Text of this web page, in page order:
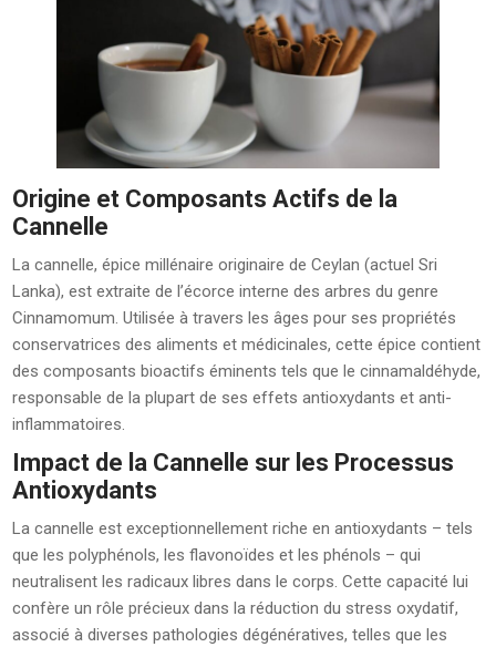
Origine et Composants Actifs de la
Cannelle
La cannelle, épice millénaire originaire de Ceylan (actuel Sri
Lanka), est extraite de l’écorce interne des arbres du genre
Cinnamomum. Utilisée à travers les âges pour ses propriétés
conservatrices des aliments et médicinales, cette épice contient
des composants bioactifs éminents tels que le cinnamaldéhyde,
responsable de la plupart de ses effets antioxydants et anti-
inflammatoires.
Impact de la Cannelle sur les Processus
Antioxydants
La cannelle est exceptionnellement riche en antioxydants – tels
que les polyphénols, les flavonoïdes et les phénols – qui
neutralisent les radicaux libres dans le corps. Cette capacité lui
confère un rôle précieux dans la réduction du stress oxydatif,
associé à diverses pathologies dégénératives, telles que les